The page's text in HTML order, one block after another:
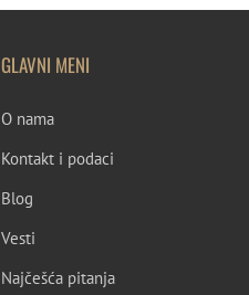
GLAVNI MENI
O nama
Kontakt i podaci
Blog
Vesti
Najčešća pitanja